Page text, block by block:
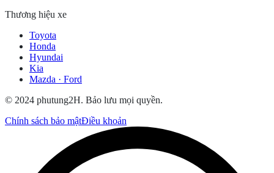
Thương hiệu xe
Toyota
Honda
Hyundai
Kia
Mazda · Ford
© 2024 phutung2H. Bảo lưu mọi quyền.
Chính sách bảo mậtĐiều khoản